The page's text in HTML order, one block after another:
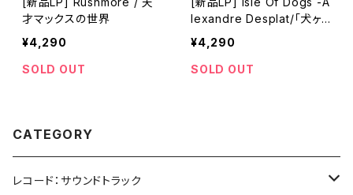
才マックスの世界
¥4,290
SOLD OUT
lexandre Desplat/「犬ヶ
島」
¥4,290
SOLD OUT
CATEGORY
レコード：サウンドトラック